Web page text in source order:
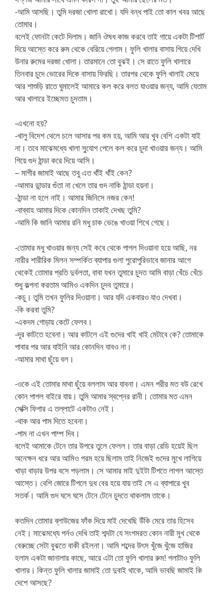
-আমি আসছি। তুমি দরজা খোলা রাখো। যদি বন্ধ পাই তো কাল খবর আছে
তোমার।
বলেই ফোনটা কেটে দিলাম। জানি ঔষধ কাজ করবে তাই গায়ে একটা টিশার্ট
দিয়ে আস্তে করে রুম থেকে বেরিয়ে গেলাম। ফুলি খালার বাসায় গিয়ে দেখি
উনার রুমের দরজা খোলা। তারমানে তো বুঝই। সে রাতে ফুলি খালারে
তিনবার চুদে ভোরের দিকে বাসায় ফিরছি। তারপর থেকে ফুলি খালাই মেয়ে
আর শাশুড়ি রাতে ঘুমালেই আমারে কল করে বলত যাওয়ার জন্য, আমি যেতাম
আর খালারে ইচ্ছেমত চুদতাম।
-এখনো হয়?
-খালু বিদেশ থেলে চলে আসার পর কম হয়, আমি আর খুব বেশি একটা যাই
না। তবে মাঝেমধ্যে খালা সু্যোগ পেলে কল করে চুদা খাওয়ার জন্য। আমি
গিয়ে গুদ ঠান্ডা করে দিয়ে আসি।
– মাগীর জামাই আছে তবু এত খাঁই খাঁই কেন?
-আমার ডান্ডার গুঁতা না খেলে তার গুদ নাকি ঠান্ডা হয়না।
-ঠান্ডা না হলে নাই। আমার জিনিসে নজর কেন!
-বাব্বাহ আমার দিকে কোনদিন তাকাই দেখছ তুমি?
-আমি কি জানি আমার রনি মধু চাক ভেঙে খাওয়া শিখে গেছে।
-তোমার মধু খাওয়ার জন্য সেই কবে থেকে পাগল দিওয়ানা হয়ে আছি, নর
নারীর শারীরিক মিলন সম্পর্কিত ব্যাপার গুলা পুরোপুরিভাবে জানার আগে
থেকেই তোমার প্রতি দুর্বলতা, বাবা যখন তুমারে চুদত আমি বাড়া খেঁচে খেঁচে
শুধু কল্পনা করতাম আমিও একদিন চুদব তুমারে।
-কচু। তুমি তখন ফুলির দিওয়ানা। আর যদি একবারও যাও দেখবা।
-কি করবা তুমি?
-একদম গোড়ায় কেটে ফেলব।
-দূর কাটতে হবেনা। আর কাটলে এই গুদের খাই খাই মেটাবে কে? তোমাকে
পাবার পর আর যাইনি আর কোনদিন যাবও না।
-আমার মাথা ছুঁয়ে বল।
-ওকে এই তোমার মাথা ছুঁয়ে বললাম আর যাবনা। এমন পরীর মত বউ রেখে
কোন পাগল বাইরে যায়। তুমি আমার স্বপ্নের রানী। তোমার মত এমন
সেক্সি ফিগার এ তল্লাটে একটাও নেই।
-থাক আর পাম দিতে হবেনা।
-পাম না এখন পাম্প দিব।
বলেই আমাকে টেনে তার উপরে তুলে ফেলল। তার বাড়া রেডি হয়েই ছিল
অনেক্ষন ধরে আর আমিও গরম হয়ে ছিলাম তাই নিজেই গুদের মুখে লাগিয়ে
খাড়া বাড়ার উপর বসে পড়লাম। সে আমার মাই দুইটা টিপতে লাগল আস্তে
আস্তে। বেশি জোরে টিপলে দুধ বের হয়ে যায় তাই সে এ ব্যাপারে খুব
সতর্ক। আমি গুদ ঘসে ঘসে টেনে টেনে চুদতে থাকলাম তাকে।
কতদিন তোমার ব্লাউজের ফাঁক দিয়ে মাই দেখেছি উঁকি মেরে তার হিসেব
নেই। মাঝেমধ্যে পর্নও দেখি তাই শব্দটা যে সংগমরত কোন নারী মুখ থেকে
বেরুচ্ছে সেটা বুঝতে বাকী রইলনা। আমি শব্দের উৎস খুঁজে খুঁজে হাজির
হলাম একটা জানালার কাছে, আরে এটা তো ফুলি খালার রুম! গলাটাও ফুলি
খালার। কিন্ত ফুলি খালার জামাই তো দুবাই থাকে, আমি ভাবছি জামাই কি
দেশে আসছে?